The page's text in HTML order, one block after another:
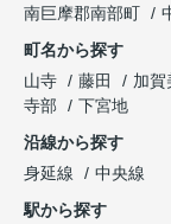
南巨摩郡南部町
町名から探す
山寺
藤田 加賀
寺部
下宮地
沿線から探す
身延線
中央線
駅から探す